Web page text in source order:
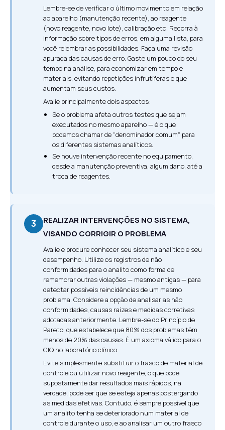
Lembre-se de verificar o último movimento em relação
ao aparelho (manutenção recente), ao reagente
(novo reagente, novo lote), calibração etc. Recorra à
informação sobre tipos de erros, em alguma lista, para
você relembrar as possibilidades. Faça uma revisão
apurada das causas de erro. Gaste um pouco do seu
tempo na análise, para economizar em tempo e
materiais, evitando repetições infrutíferas e que
aumentam seus custos.
Avalie principalmente dois aspectos:
Se o problema afeta outros testes que sejam
executados no mesmo aparelho — é o que
podemos chamar de "denominador comum" para
os diferentes sistemas analíticos.
Se houve intervenção recente no equipamento,
desde a manutenção preventiva, algum dano, até a
troca de reagentes.
3
REALIZAR INTERVENÇÕES NO SISTEMA,
VISANDO CORRIGIR O PROBLEMA
Avalie e procure conhecer seu sistema analítico e seu
desempenho. Utilize os registros de não
conformidades para o analito como forma de
rememorar outras violações — mesmo antigas — para
detectar possíveis reincidências de um mesmo
problema. Considere a opção de analisar as não
conformidades, causas raízes e medidas corretivas
adotadas anteriormente. Lembre-se do Princípio de
Pareto, que estabelece que 80% dos problemas têm
menos de 20% das causas. É um axioma válido para o
CIQ no laboratório clínico.
Evite simplesmente substituir o frasco de material de
controle ou utilizar novo reagente, o que pode
supostamente dar resultados mais rápidos, na
verdade, pode ser que se esteja apenas postergando
as medidas efetivas. Contudo, é sempre possível que
um analito tenha se deteriorado num material de
controle durante o uso, e ao analisar um outro frasco